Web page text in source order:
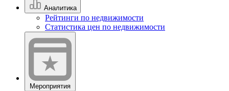
Аналитика
Рейтинги по недвижимости
Статистика цен по недвижимости
Мероприятия